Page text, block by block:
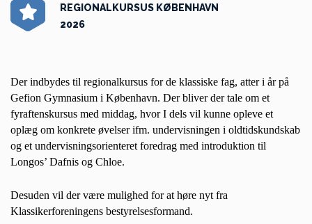
REGIONALKURSUS KØBENHAVN
2026
Der indbydes til regionalkursus for de klassiske fag, atter i år på
Gefion Gymnasium i København. Der bliver der tale om et
fyraftenskursus med middag, hvor I dels vil kunne opleve et
oplæg om konkrete øvelser ifm. undervisningen i oldtidskundskab
og et undervisningsorienteret foredrag med introduktion til
Longos’ Dafnis og Chloe.
Desuden vil der være mulighed for at høre nyt fra
Klassikerforeningens bestyrelsesformand.